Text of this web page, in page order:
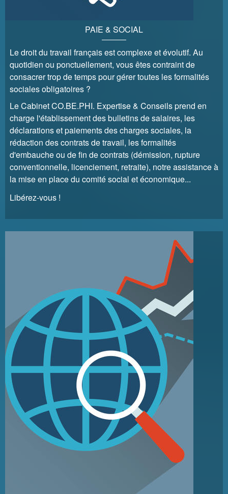
PAIE & SOCIAL
Le droit du travail français est complexe et évolutif. Au
quotidien ou ponctuellement, vous êtes contraint de
consacrer trop de temps pour gérer toutes les formalités
sociales obligatoires ?
Le Cabinet CO.BE.PHI. Expertise & Conseils prend en
charge l'établissement des bulletins de salaires, les
déclarations et paiements des charges sociales, la
rédaction des contrats de travail, les formalités
d'embauche ou de fin de contrats (démission, rupture
conventionnelle, licenciement, retraite), notre assistance à
la mise en place du comité social et économique...
Libérez-vous !